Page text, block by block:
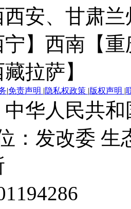
安、甘肃
】 西南【
拉萨】
|免责声明 |隐私权政策 |版权声明 |
华人民共
：发改委 生